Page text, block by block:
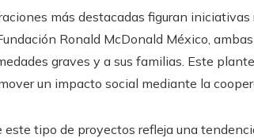
más destacadas figuran
Ronald McDonald México,
graves y a sus familias. Este
un impacto social mediante la
este tipo de proyectos refleja una